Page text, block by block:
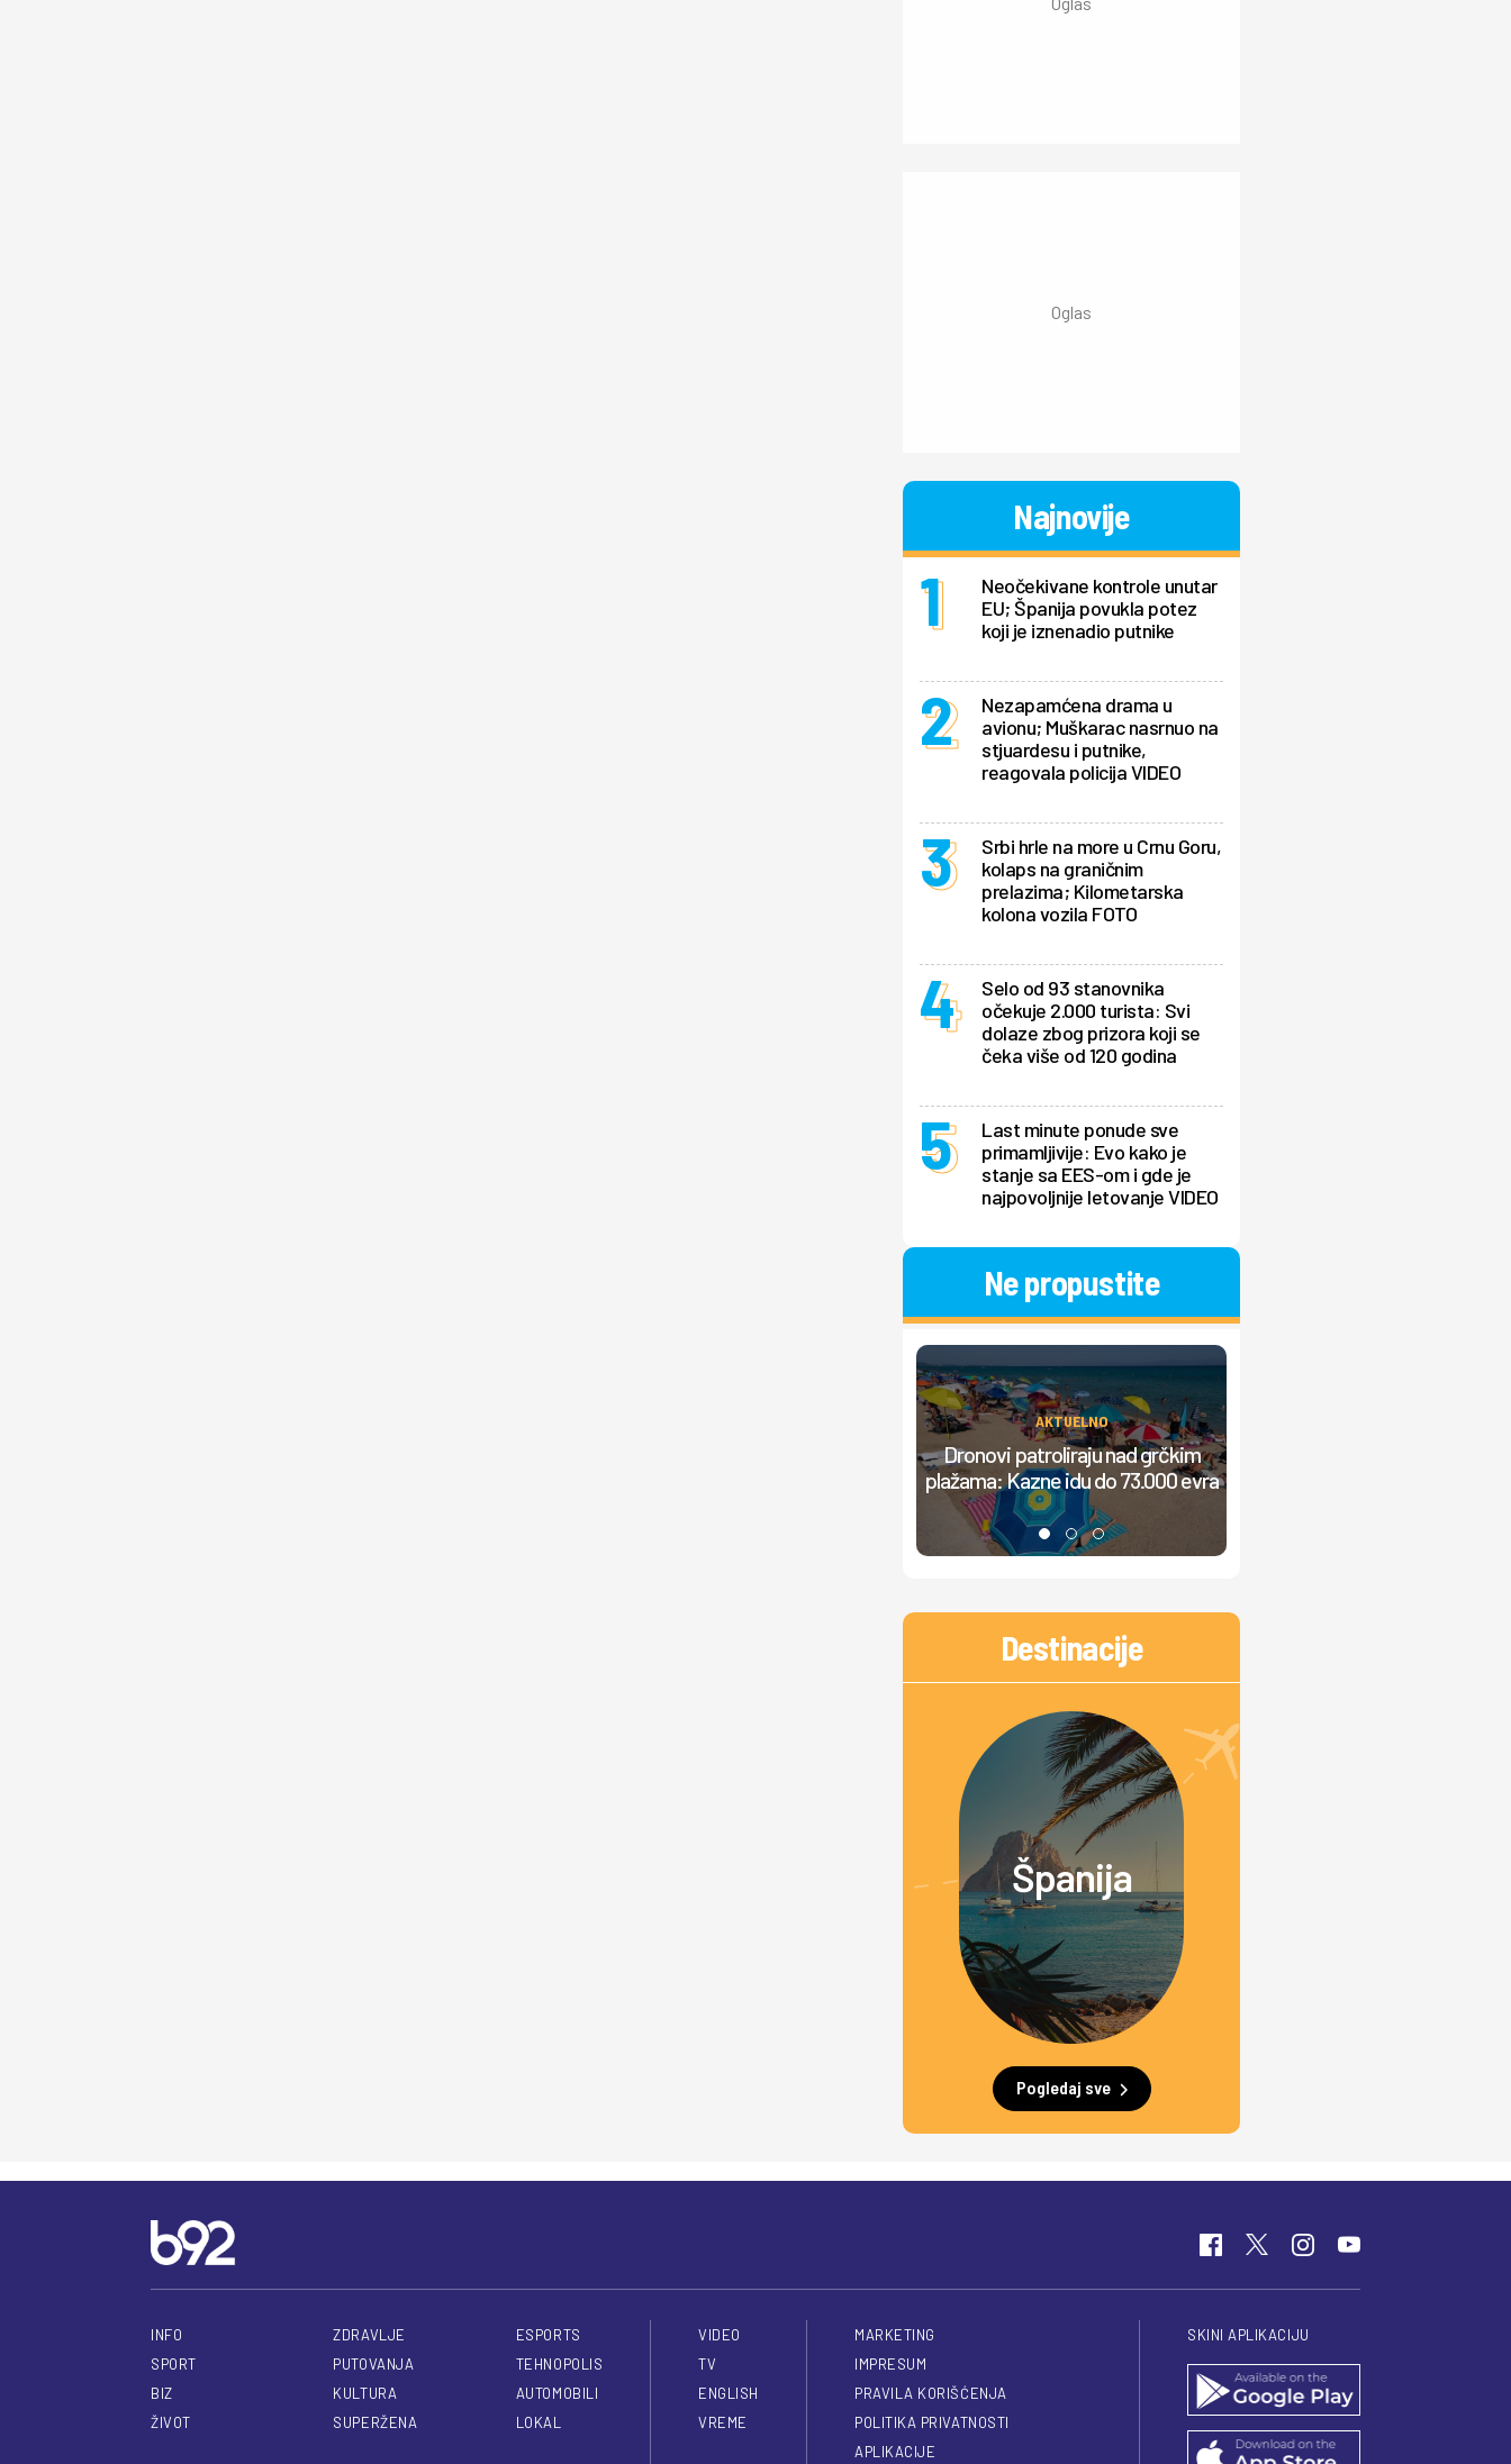
Najnovije
Neočekivane kontrole unutar
EU; Španija povukla potez
koji je iznenadio putnike
Nezapamćena drama u
avionu; Muškarac nasrnuo na
stjuardesu i putnike,
reagovala policija VIDEO
Srbi hrle na more u Crnu Goru,
kolaps na graničnim
prelazima; Kilometarska
kolona vozila FOTO
Selo od 93 stanovnika
očekuje 2.000 turista: Svi
dolaze zbog prizora koji se
čeka više od 120 godina
Last minute ponude sve
primamljivije: Evo kako je
stanje sa EES-om i gde je
najpovoljnije letovanje VIDEO
Ne propustite
AKTUELNO
Dronovi patroliraju nad grčkim
plažama: Kazne idu do 73.000 evra
Destinacije
Španija
Pogledaj sve
INFO
SPORT
BIZ
ŽIVOT
ZDRAVLJE
PUTOVANJA
KULTURA
SUPERŽENA
ESPORTS
TEHNOPOLIS
AUTOMOBILI
LOKAL
VIDEO
TV
ENGLISH
VREME
MARKETING
IMPRESUM
PRAVILA KORIŠĆENJA
POLITIKA PRIVATNOSTI
APLIKACIJE
SKINI APLIKACIJU